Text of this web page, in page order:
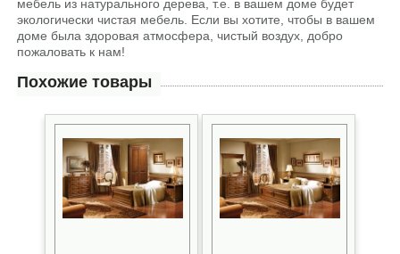
мебель из натурального дерева, т.е. в вашем доме будет
экологически чистая мебель. Если вы хотите, чтобы в вашем
доме была здоровая атмосфера, чистый воздух, добро
пожаловать к нам!
Похожие товары